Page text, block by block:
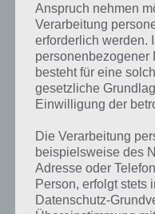
Anspruch nehmen
Verarbeitung
erforderlich werden.
personenbezogener
besteht für eine
gesetzliche
Einwilligung der
Die Verarbeitung
beispielsweise des
Adresse oder
Person, erfolgt stets
Datenschutz-